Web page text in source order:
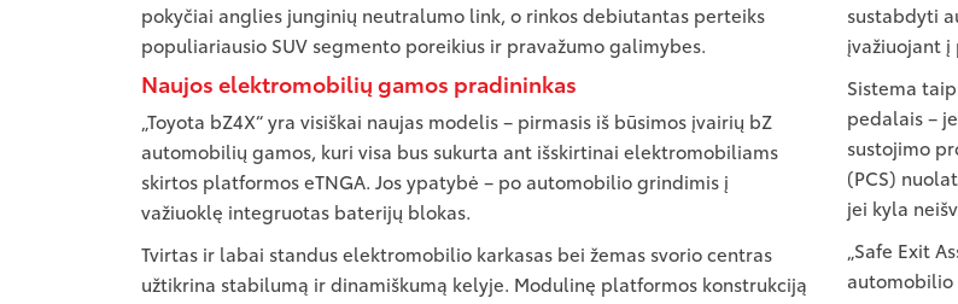
pokyčiai anglies junginių neutralumo link, o rinkos debiutantas perteiks
populiariausio SUV segmento poreikius ir pravažumo galimybes.
Naujos elektromobilių gamos pradininkas
„Toyota bZ4X“ yra visiškai naujas modelis – pirmasis iš būsimos įvairių bZ
automobilių gamos, kuri visa bus sukurta ant išskirtinai elektromobiliams
skirtos platformos eTNGA. Jos ypatybė – po automobilio grindimis į
važiuoklę integruotas baterijų blokas.
Tvirtas ir labai standus elektromobilio karkasas bei žemas svorio centras
užtikrina stabilumą ir dinamiškumą kelyje. Modulinę platformos konstrukciją
sustabdyti
įvažiuojant
Sistema
pedalais –
sustojimo
(PCS)
jei kyla
„Safe Exit
automobilio